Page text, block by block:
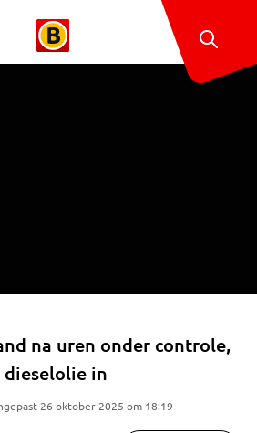
na uren onder controle,
in
26 oktober 2025 om 18:19